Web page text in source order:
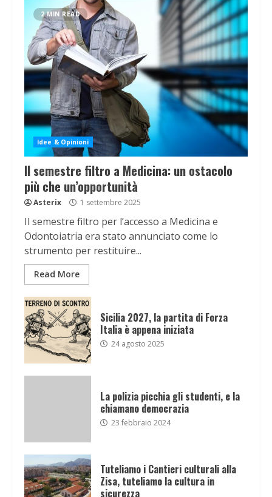
2 MIN READ
Idee & Opinioni
Il semestre filtro a Medicina: un ostacolo
più che un’opportunità
Asterix 1 settembre 2025
Il semestre filtro per l’accesso a Medicina e
Odontoiatria era stato annunciato come lo
strumento per restituire...
Read More
Sicilia 2027, la partita di Forza
Italia è appena iniziata
24 agosto 2025
La polizia picchia gli studenti, e la
chiamano democrazia
23 febbraio 2024
Tuteliamo i Cantieri culturali alla
Zisa, tuteliamo la cultura in
sicurezza